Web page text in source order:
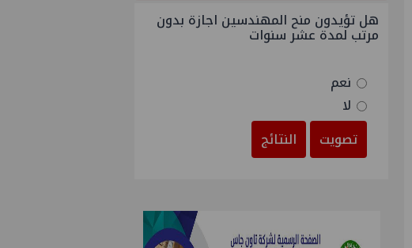
هل تؤيدون منح المهندسين اجازة بدون
مرتب لمدة عشر سنوات
نعم
لا
تصويت
النتائج